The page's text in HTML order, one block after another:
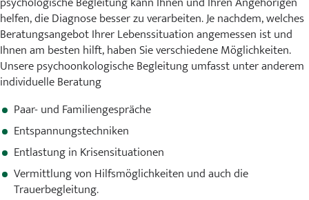
helfen, die Diagnose besser zu verarbeiten. Je nachdem, welches
Beratungsangebot Ihrer Lebenssituation angemessen ist und
Ihnen am besten hilft, haben Sie verschiedene Möglichkeiten.
Unsere psychoonkologische Begleitung umfasst unter anderem
individuelle Beratung
Paar- und Familiengespräche
Entspannungstechniken
Entlastung in Krisensituationen
Vermittlung von Hilfsmöglichkeiten und auch die
Trauerbegleitung.